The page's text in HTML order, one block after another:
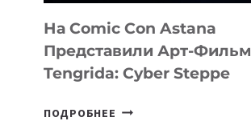
На Comic Con Astana
Представили Арт-Фильм
Tengrida: Cyber Steppe
ПОДРОБНЕЕ НА